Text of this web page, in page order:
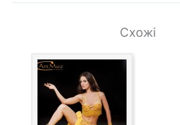
Схожі